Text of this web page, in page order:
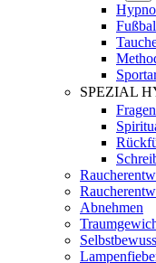
SPEZIAL
Abnehmen